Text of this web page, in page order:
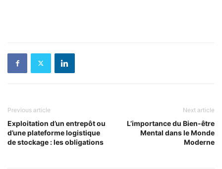
Previous article
Exploitation d’un entrepôt ou
d’une plateforme logistique
de stockage : les obligations
Next article
L’importance du Bien-être
Mental dans le Monde
Moderne